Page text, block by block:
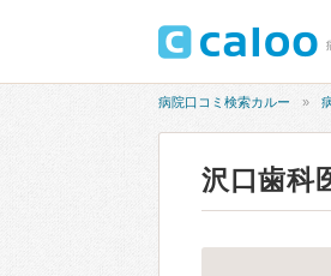
病院口コミ検索カルー
沢口歯科